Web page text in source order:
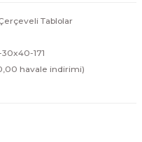
Tablolar
30x40-171
havale indirimi)